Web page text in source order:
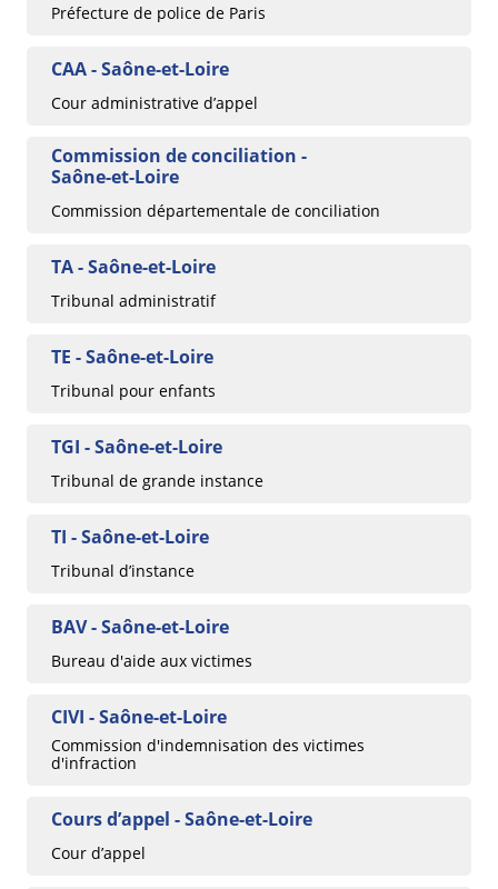
Préfecture de police de Paris
CAA - Saône-et-Loire
Cour administrative d’appel
Commission de conciliation -
Saône-et-Loire
Commission départementale de conciliation
TA - Saône-et-Loire
Tribunal administratif
TE - Saône-et-Loire
Tribunal pour enfants
TGI - Saône-et-Loire
Tribunal de grande instance
TI - Saône-et-Loire
Tribunal d’instance
BAV - Saône-et-Loire
Bureau d'aide aux victimes
CIVI - Saône-et-Loire
Commission d'indemnisation des victimes
d'infraction
Cours d’appel - Saône-et-Loire
Cour d’appel